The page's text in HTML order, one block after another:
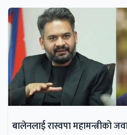
बालेनलाई रास्वपा महामन्त्रीको